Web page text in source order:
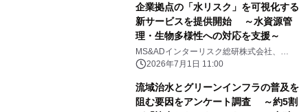
企業拠点の「水リスク」を可視化する
新サービスを提供開始 ～水資源管
理・生物多様性への対応を支援～
MS&ADインターリスク総研株式会社、
MS&ADインシュアランス グループ ホールデ
ロジー
2026年7月1日 11:00
流域治水とグリーンインフラの普及を
阻む要因をアンケート調査 ～約5割